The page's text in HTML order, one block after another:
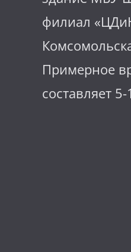
филиал
Примерное
составляет